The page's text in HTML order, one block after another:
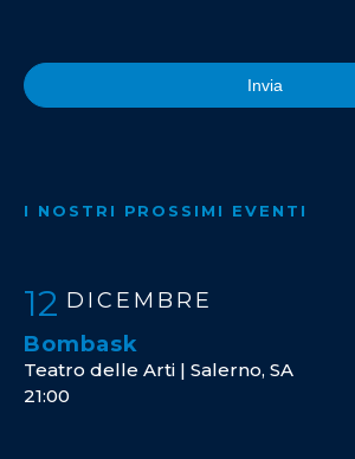
Invia
I NOSTRI PROSSIMI EVENTI
12 DICEMBRE
Bombask
Teatro delle Arti | Salerno, SA
21:00